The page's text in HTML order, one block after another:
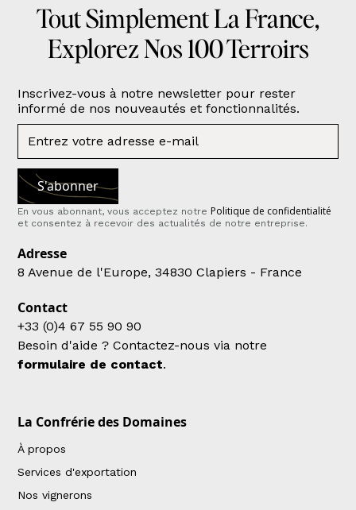
Tout Simplement La France,
Explorez Nos 100 Terroirs
Inscrivez-vous à notre newsletter pour rester
informé de nos nouveautés et fonctionnalités.
En vous abonnant, vous acceptez notre Politique de confidentialité
et consentez à recevoir des actualités de notre entreprise.
Adresse
8 Avenue de l'Europe, 34830 Clapiers - France
Contact
+33 (0)4 67 55 90 90
Besoin d'aide ? Contactez-nous via notre
formulaire de contact.
La Confrérie des Domaines
À propos
Services d'exportation
Nos vignerons